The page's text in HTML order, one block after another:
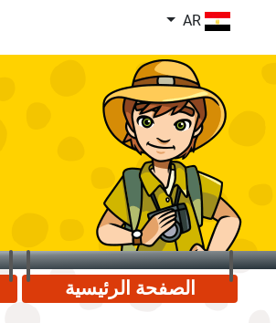
AR
الصفحة الرئيسية